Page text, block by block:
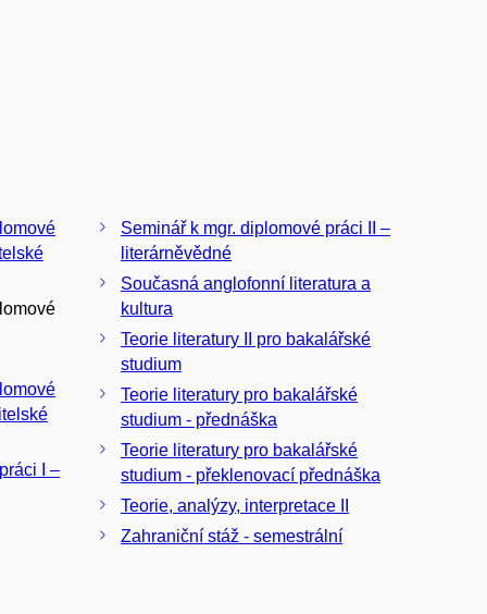
I –
Seminář k mgr. diplomové práci II –
literárněvědné
Současná anglofonní literatura a
kultura
Teorie literatury II pro bakalářské
studium
Teorie literatury pro bakalářské
studium - přednáška
Teorie literatury pro bakalářské
studium - překlenovací přednáška
Teorie, analýzy, interpretace II
Zahraniční stáž - semestrální